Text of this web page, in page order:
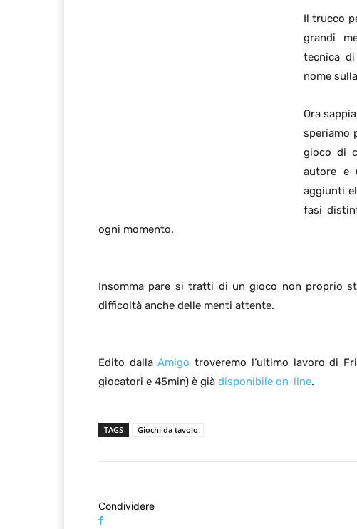
Il trucco
grandi
tecnica
nome
Ora
speriamo
gioco di
autore e
aggiunti
fasi
ogni momento.
Insomma pare si tratti di un gioco non proprio
difficoltà anche delle menti attente.
Edito dallaAmigo troveremo l’ultimo lavoro di
giocatori e 45min) è già disponibile on-line.
TAGS Giochi da tavolo
Condividere